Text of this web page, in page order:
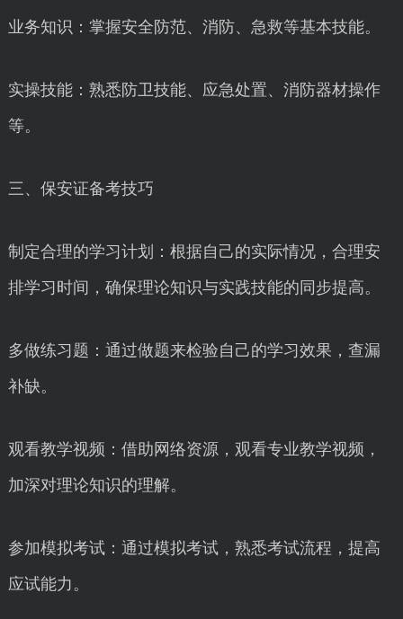
业务知识：掌握安全防范、消防、急救等基本技能。
实操技能：熟悉防卫技能、应急处置、消防器材操作
等。
三、保安证备考技巧
制定合理的学习计划：根据自己的实际情况，合理安
排学习时间，确保理论知识与实践技能的同步提高。
多做练习题：通过做题来检验自己的学习效果，查漏
补缺。
观看教学视频：借助网络资源，观看专业教学视频，
加深对理论知识的理解。
参加模拟考试：通过模拟考试，熟悉考试流程，提高
应试能力。